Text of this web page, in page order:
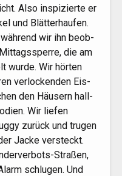
Also inspi­zier­te er
und Blät­ter­hau­fen.
wir ihn beob­
die am
wur­de. Wir hör­ten
ver­lo­cken­den Eis­
den Häu­sern hall­
Wir lie­fen
zurück und tru­gen
Jacke ver­steckt.
Stra­ßen,
schlu­gen. Und